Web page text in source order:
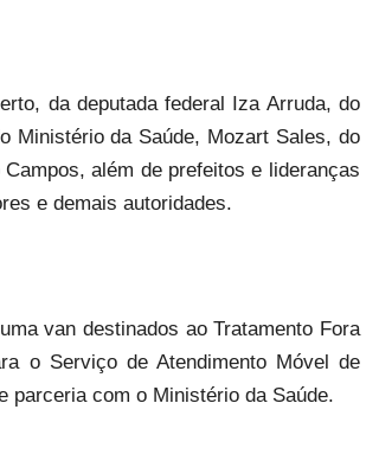
da deputada federal Iza Arruda, do
Ministério da Saúde, Mozart Sales, do
além de prefeitos e lideranças
e demais autoridades.
van destinados ao Tratamento Fora
o Serviço de Atendimento Móvel de
parceria com o Ministério da Saúde.